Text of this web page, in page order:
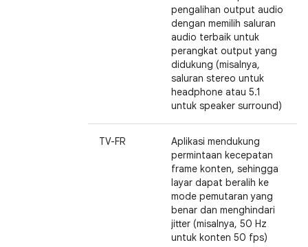
pengalihan output audio
dengan memilih saluran
audio terbaik untuk
perangkat output yang
didukung (misalnya,
saluran stereo untuk
headphone atau 5.1
untuk speaker surround)
TV-FR
Aplikasi mendukung
permintaan kecepatan
frame konten, sehingga
layar dapat beralih ke
mode pemutaran yang
benar dan menghindari
jitter (misalnya, 50 Hz
untuk konten 50 fps)